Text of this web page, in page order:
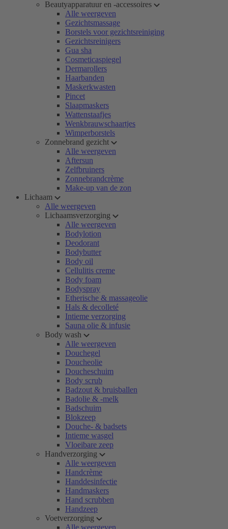
Beautyapparatuur en -accessoires
Alle weergeven
Gezichtsmassage
Borstels voor gezichtsreiniging
Gezichtsreinigers
Gua sha
Cosmeticaspiegel
Dermarollers
Haarbanden
Maskerkwasten
Pincet
Slaapmaskers
Wattenstaafjes
Wenkbrauwschaartjes
Wimperborstels
Zonnebrand gezicht
Alle weergeven
Aftersun
Zelfbruiners
Zonnebrandcrème
Make-up van de zon
Lichaam
Alle weergeven
Lichaamsverzorging
Alle weergeven
Bodylotion
Deodorant
Bodybutter
Body oil
Cellulitis creme
Body foam
Bodyspray
Etherische & massageolie
Hals & decolleté
Intieme verzorging
Sauna olie & infusie
Body wash
Alle weergeven
Douchegel
Doucheolie
Doucheschuim
Body scrub
Badzout & bruisballen
Badolie & -melk
Badschuim
Blokzeep
Douche- & badsets
Intieme wasgel
Vloeibare zeep
Handverzorging
Alle weergeven
Handcrème
Handdesinfectie
Handmaskers
Hand scrubben
Handzeep
Voetverzorging
Alle weergeven